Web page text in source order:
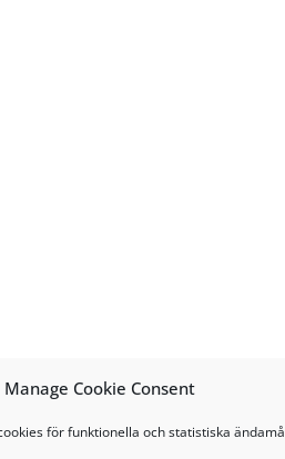
Manage Cookie Consent
för funktionella och statistiska